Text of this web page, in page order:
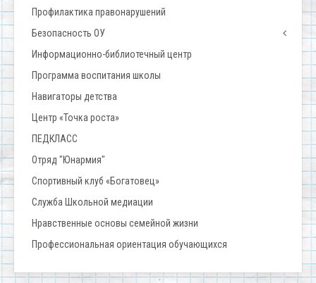
Профилактика правонарушений
Безопасность ОУ
Информационно-библиотечный центр
Программа воспитания школы
Навигаторы детства
Центр «Точка роста»
ПЕДКЛАСС
Отряд "Юнармия"
Спортивный клуб «Богатовец»
Служба Школьной медиации
Нравственные основы семейной жизни
Профессиональная ориентация обучающихся